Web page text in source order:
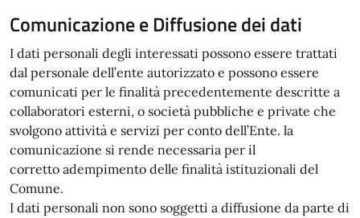
Comunicazione e Diffusione dei dati
I dati personali degli interessati possono essere trattati
dal personale dell’ente autorizzato e possono essere
comunicati per le finalità precedentemente descritte a
collaboratori esterni, o società pubbliche e private che
svolgono attività e servizi per conto dell’Ente. la
comunicazione si rende necessaria per il
corretto adempimento delle finalità istituzionali del
Comune.
I dati personali non sono soggetti a diffusione da parte di